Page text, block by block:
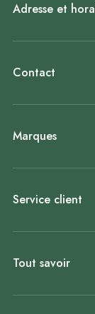
Adresse et
Contact
Marques
Service client
Tout savoir